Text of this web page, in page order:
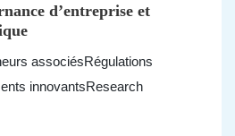
d’entreprise et
associésRégulations
innovantsResearch